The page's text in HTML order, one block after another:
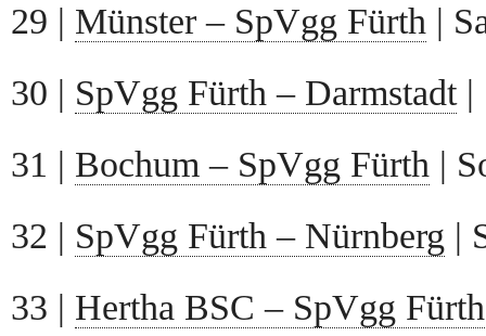
29 | Münster – SpVgg Fürth |
30 | SpVgg Fürth – Darmstadt|
31 | Bochum – SpVgg Fürth |
32 | SpVgg Fürth – Nürnberg |
33 | Hertha BSC – SpVgg Fürth